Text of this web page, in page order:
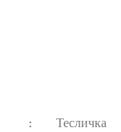
:
Тесличка